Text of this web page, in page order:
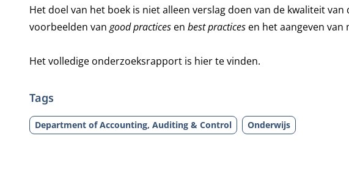
Het doel van het boek is niet alleen verslag doen van de kwaliteit
voorbeelden van good practices en best practicesen het aangeven van
Hetvolledige onderzoeksrapportis hier te vinden.
Tags
Department of Accounting, Auditing & Control Onderwijs